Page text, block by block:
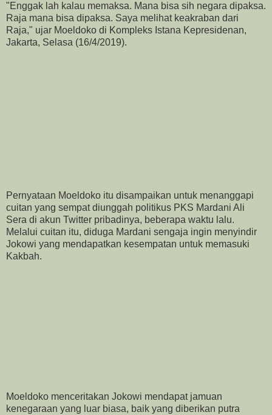
"Enggak lah kalau memaksa. Mana bisa sih negara dipaksa.
Raja mana bisa dipaksa. Saya melihat keakraban dari
Raja," ujar Moeldoko di Kompleks Istana Kepresidenan,
Jakarta, Selasa (16/4/2019).
Pernyataan Moeldoko itu disampaikan untuk menanggapi
cuitan yang sempat diunggah politikus PKS Mardani Ali
Sera di akun Twitter pribadinya, beberapa waktu lalu.
Melalui cuitan itu, diduga Mardani sengaja ingin menyindir
Jokowi yang mendapatkan kesempatan untuk memasuki
Kakbah.
Moeldoko menceritakan Jokowi mendapat jamuan
kenegaraan yang luar biasa, baik yang diberikan putra